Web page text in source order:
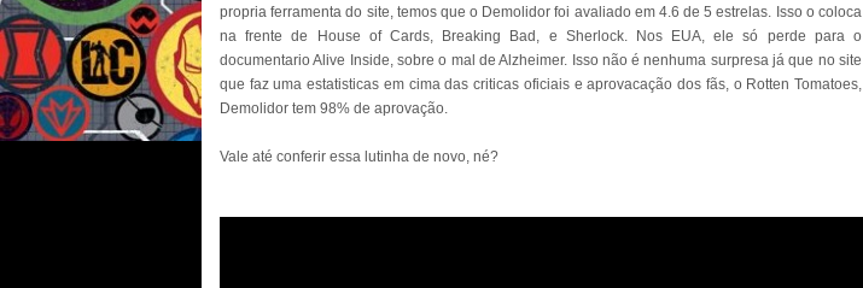
propria ferramenta do site, temos que o Demolidor foi avaliado em 4.6 de 5 estrelas. Isso o coloca
na frente de House of Cards, Breaking Bad, e Sherlock. Nos EUA, ele só perde para o
documentario Alive Inside, sobre o mal de Alzheimer. Isso não é nenhuma surpresa já que no site
que faz uma estatisticas em cima das criticas oficiais e aprovacação dos fãs, o Rotten Tomatoes,
Demolidor tem 98% de aprovação.
Vale até conferir essa lutinha de novo, né?